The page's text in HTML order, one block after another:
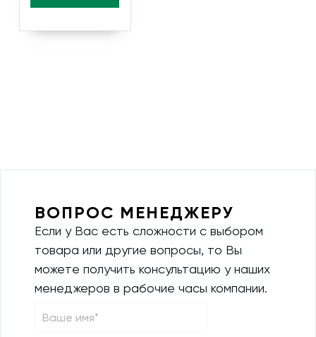
ВОПРОС МЕНЕДЖЕРУ
Если у Вас есть сложности с выбором
товара или другие вопросы, то Вы
можете получить консультацию у наших
менеджеров в рабочие часы компании.